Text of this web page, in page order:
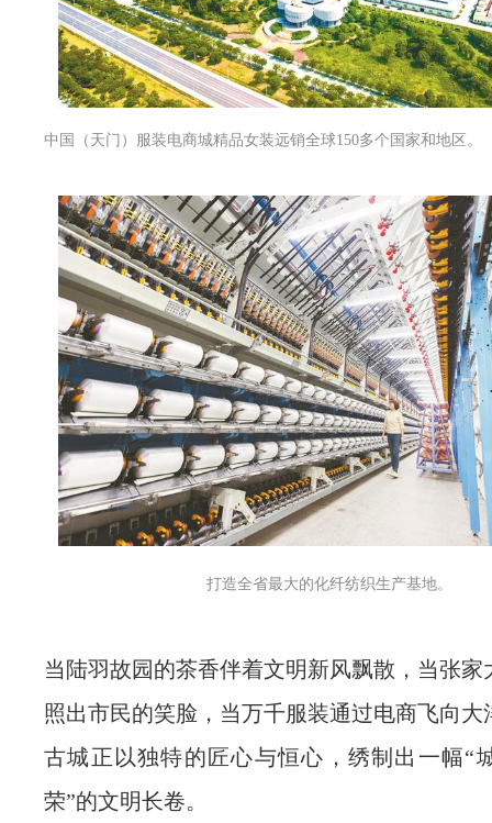
中国（天门）服装电商城精品女装远销全球150多个国家和地区。
打造全省最大的化纤纺织生产基地。
当陆羽故园的茶香伴着文明新风飘散，当张家
照出市民的笑脸，当万千服装通过电商飞向大
古城正以独特的匠心与恒心，绣制出一幅“
荣”的文明长卷。